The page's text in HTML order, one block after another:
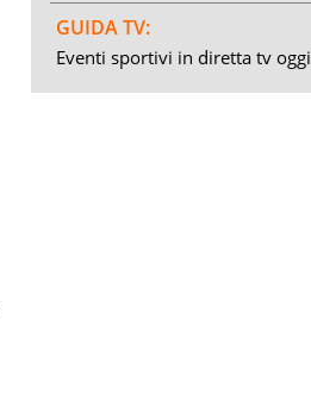
GUIDA TV:
Eventi sportivi in diretta tv oggi